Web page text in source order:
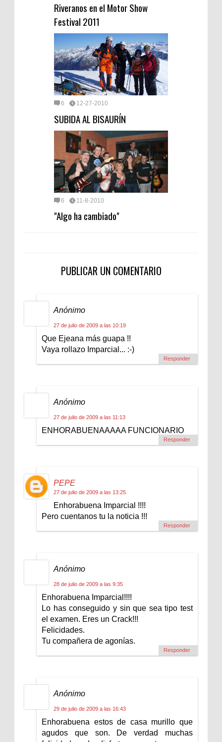
Riveranos en el Motor Show
Festival 2011
6 12-27-2010
SUBIDA AL BISAURÍN
6 11-8-2010
"Algo ha cambiado"
PUBLICAR UN COMENTARIO
Anónimo
27 de julio de 2009 a las 10:19
Que Ejeana más guapa !!
Vaya rollazo Imparcial... :-)
Responder
Anónimo
27 de julio de 2009 a las 11:13
ENHORABUENAAAAA FUNCIONARIO
Responder
PEPE
27 de julio de 2009 a las 13:25
Enhorabuena Imparcial !!!!
Pero cuentanos tu la noticia !!!
Responder
Anónimo
28 de julio de 2009 a las 9:35
Enhorabuena Imparcial!!!!
Lo has conseguido y sin que sea tipo test
el examen. Eres un Crack!!!
Felicidades.
Tu compañera de agonías.
Responder
Anónimo
29 de julio de 2009 a las 16:43
Enhorabuena estos de casa murillo que
agudos que son. De verdad muchas